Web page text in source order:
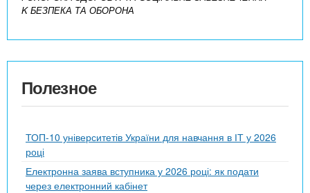
K БЕЗПЕКА ТА ОБОРОНА
Полезное
ТОП-10 університетів України для навчання в ІТ у 2026
році
Електронна заява вступника у 2026 році: як подати
через електронний кабінет